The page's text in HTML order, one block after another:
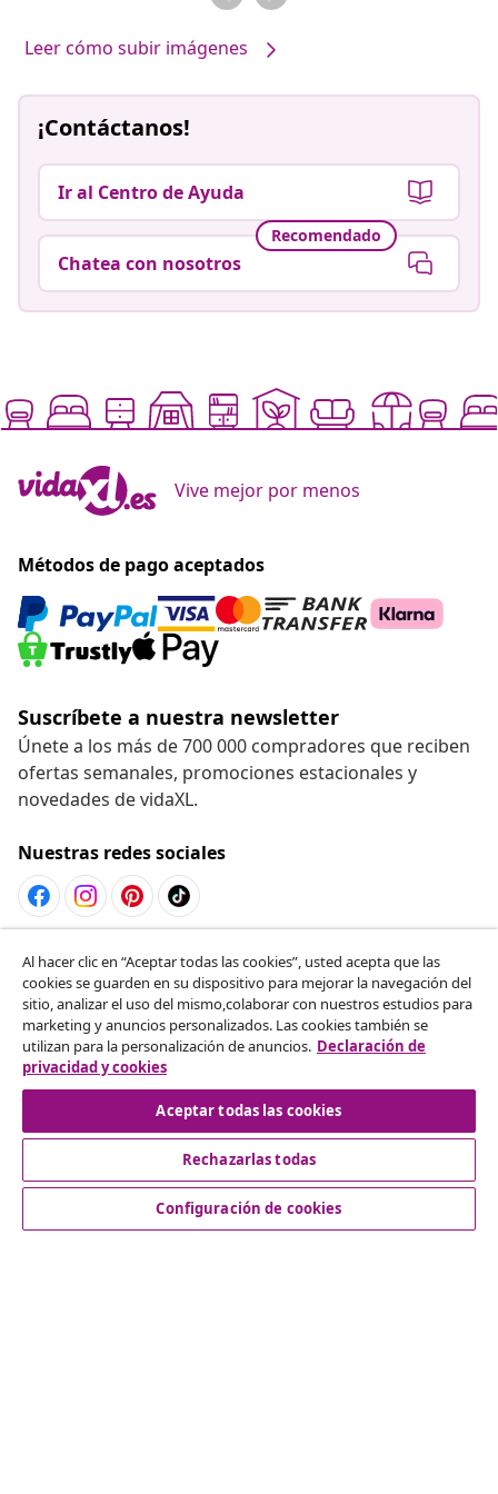
Leer cómo subir imágenes
¡Contáctanos!
Ir al Centro de Ayuda
Recomendado
Chatea con nosotros
Vive mejor por menos
Métodos de pago aceptados
Suscríbete a nuestra newsletter
Únete a los más de 700 000 compradores que reciben
ofertas semanales, promociones estacionales y
novedades de vidaXL.
Nuestras redes sociales
Desistir del contrato
Solicita la cancelación de tu pedido.
Desistir del contrato
Servicio al Cliente
Al hacer clic en “Aceptar todas las cookies”, usted acepta que las
cookies se guarden en su dispositivo para mejorar la navegación del
sitio, analizar el uso del mismo,colaborar con nuestros estudios para
marketing y anuncios personalizados. Las cookies también se
utilizan para la personalización de anuncios. Declaración de
privacidad y cookies
Aceptar todas las cookies
Rechazarlas todas
Configuración de cookies